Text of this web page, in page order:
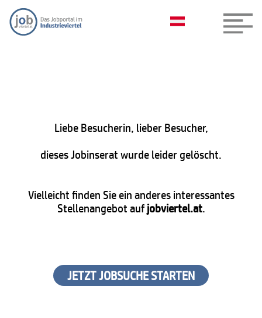
Liebe Besucherin, lieber Besucher,
dieses Jobinserat wurde leider gelöscht.
Vielleicht finden Sie ein anderes interessantes
Stellenangebot aufjobviertel.at.
JETZT JOBSUCHE STARTEN